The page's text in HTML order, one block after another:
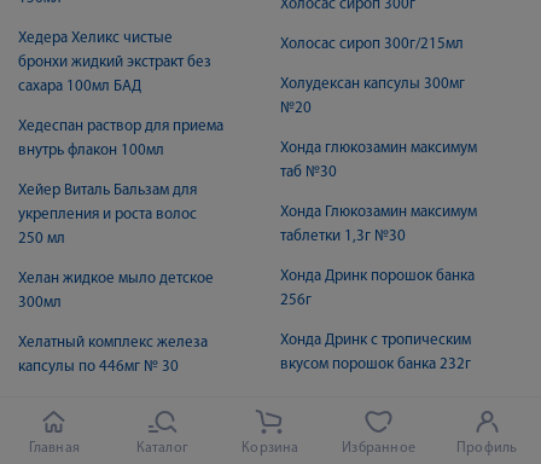
Хедера Хеликс чистые
бронхи жидкий экстракт без
сахара 100мл БАД
Хедеспан раствор для приема
внутрь флакон 100мл
Хейер Виталь Бальзам для
укрепления и роста волос
250 мл
Хелан жидкое мыло детское
300мл
Хелатный комплекс железа
капсулы по 446мг № 30
пеленки 60Х90см N30
Холосас сироп 300г
Холосас сироп 300г/215мл
Холудексан капсулы 300мг
№20
Хонда глюкозамин максимум
таб №30
Хонда Глюкозамин максимум
таблетки 1,3г №30
Хонда Дринк порошок банка
256г
Хонда Дринк с тропическим
вкусом порошок банка 232г
Хонда капсулы №30
Главная Каталог Корзина Избранное Профиль